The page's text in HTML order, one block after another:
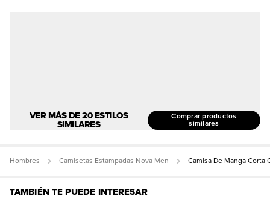
VER MÁS DE 20 ESTILOS
SIMILARES
Comprar productos
similares
Hombres Camisetas Estampadas Nova Men Camisa De Manga Corta
TAMBIÉN TE PUEDE INTERESAR